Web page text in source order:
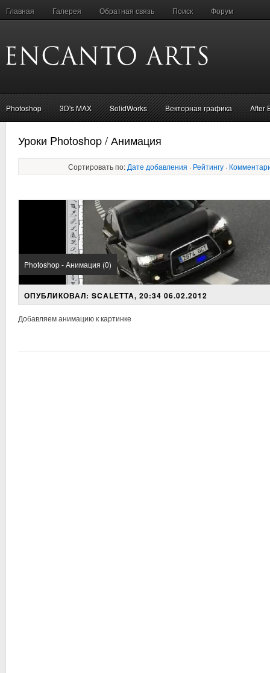
Главная Галерея Обратная связь Поиск Форум
Photoshop 3D's MAX SolidWorks Векторная графика After
Уроки Photoshop / Анимация
Сортировать по: Дате добавления · Рейтингу ·
Photoshop - Анимация (0)
ОПУБЛИКОВАЛ: SCALETTA, 20:34 06.02.2012
Добавляем анимацию к картинке